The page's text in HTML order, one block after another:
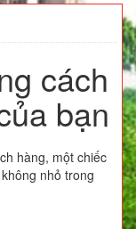
cách
bạn
hàng, một chiếc
nhỏ trong